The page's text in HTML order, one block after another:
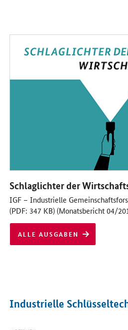
alle
ausgaben:
Schlaglichter der
IGF – Industrielle
(PDF: 347 KB) (Monatsbericht 04/
ALLE AUSGABEN
Industrielle